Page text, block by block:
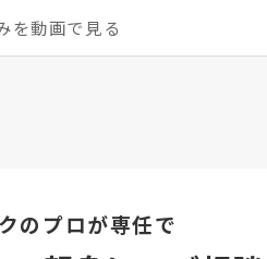
を動画で見る
のプロが専任で